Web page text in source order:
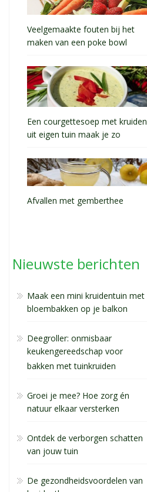
Veelgemaakte fouten bij het
maken van een poke bowl
Een courgettesoep met kruiden
uit eigen tuin maak je zo
Afvallen met gemberthee
Nieuwste berichten
Maak een mini kruidentuin met
bloembakken op je balkon
Deegroller: onmisbaar
keukengereedschap voor
bakken met tuinkruiden
Groei je mee? Hoe zorg én
natuur elkaar versterken
Ontdek de verborgen schatten
van jouw tuin
De gezondheidsvoordelen van